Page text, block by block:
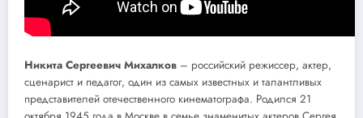
Никита Сергеевич Михалков – российский режиссер, актер,
сценарист и педагог, один из самых известных и талантливых
представителей отечественного кинематографа. Родился 21